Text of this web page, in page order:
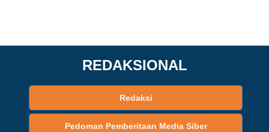
REDAKSIONAL
Redaksi
Pedoman Pemberitaan Media Siber